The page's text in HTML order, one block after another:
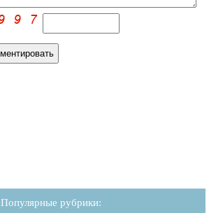
Популярные рубрики: